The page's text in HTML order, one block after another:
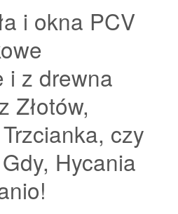
i okna PCV
i z drewna
Złotów,
czy
Hycania